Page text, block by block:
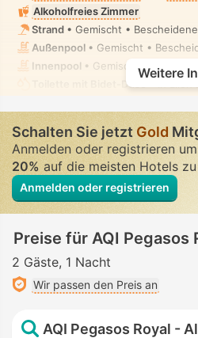
Alkoholfreies Zimmer
Strand • Gemischt •
Außenpool • Gemischt •
Innenpool • Gemischt •
Toilette mit Bidet-Düse
• In allen
Weitere
Schalten Sie jetztGold
Anmelden oder registrieren
20%auf die meisten Hotels
Anmelden oder registrieren
Preise für AQI Pegasos
2 Gäste 1 Nacht
Wir passen den Preis an
AQI Pegasos Royal -